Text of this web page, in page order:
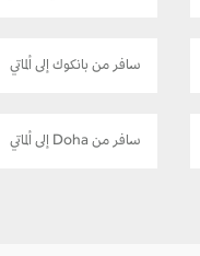
سافر من بانكوك إلى ألماتي
سافر من Doha إلى ألماتي